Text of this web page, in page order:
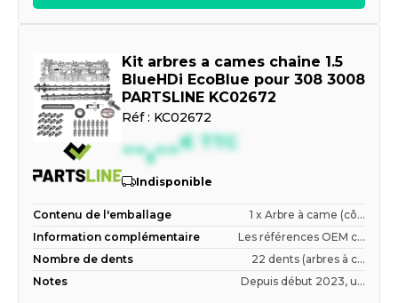
Kit arbres a cames chaine 1.5
BlueHDi EcoBlue pour 308 3008
PARTSLINE KC02672
Réf : KC02672
--,--€ TTC
Indisponible
Contenu de l'emballage
1 x Arbre à came (cô...
Information complémentaire
Les références OEM c...
Nombre de dents
22 dents (arbres à c...
Notes
Depuis début 2023, u...